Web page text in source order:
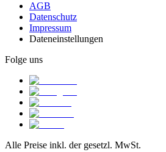
AGB
Datenschutz
Impressum
Dateneinstellungen
Folge uns
Alle Preise inkl. der gesetzl. MwSt.